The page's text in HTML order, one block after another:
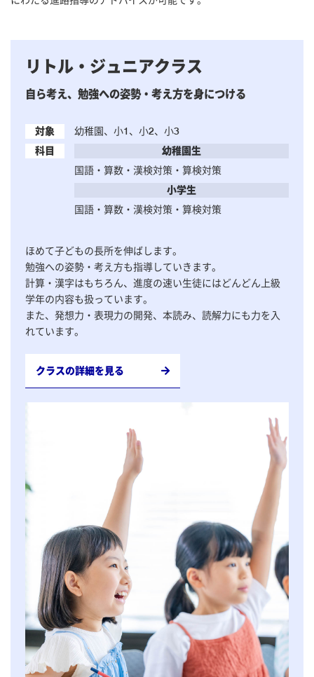
リトル・ジュニアクラス
自ら考え、勉強への姿勢・考え方を身につける
対象
幼稚園、小1、小2、小3
科目
幼稚園生
国語・算数・漢検対策・算検対策
小学生
国語・算数・漢検対策・算検対策
ほめて子どもの長所を伸ばします。
勉強への姿勢・考え方も指導していきます。
計算・漢字はもちろん、進度の速い生徒にはどんどん上級
学年の内容も扱っています。
また、発想力・表現力の開発、本読み、読解力にも力を入
れています。
クラスの詳細を見る